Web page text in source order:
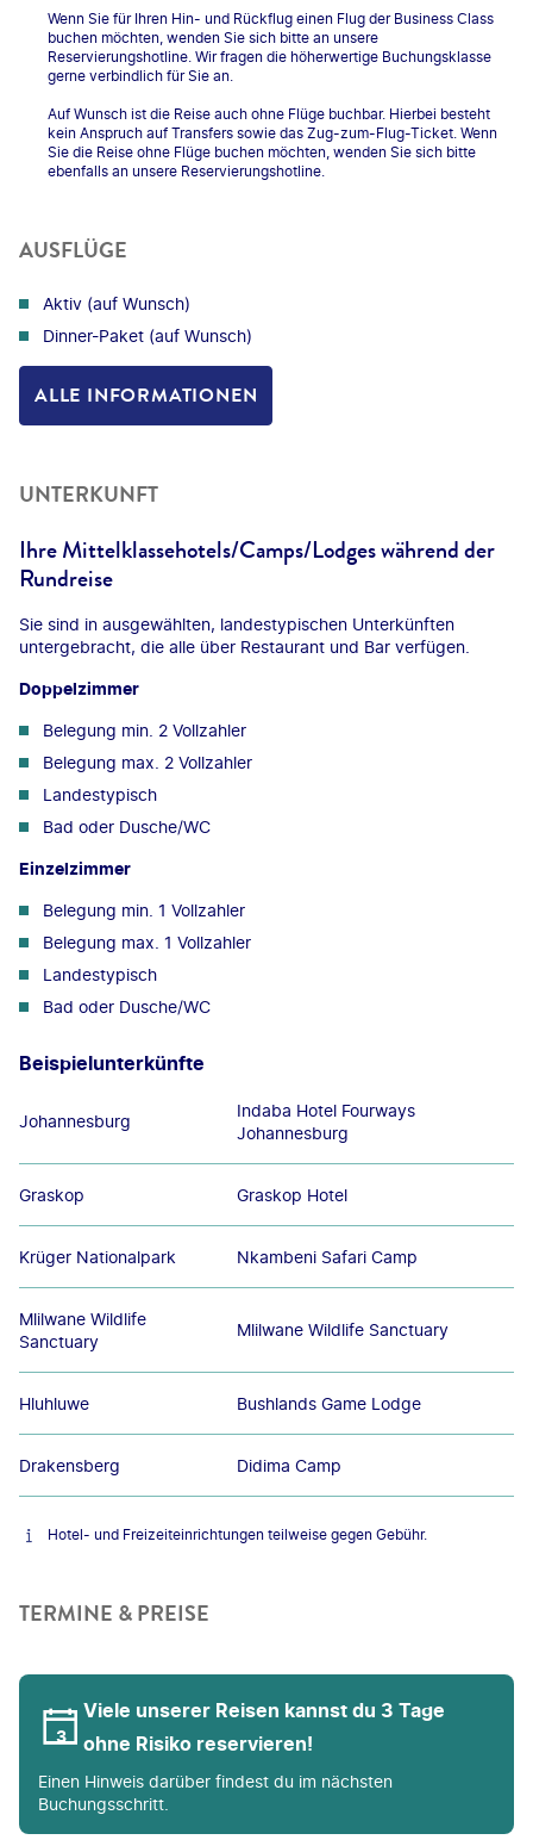
Wenn Sie für Ihren Hin- und Rückflug einen Flug der Business Class
buchen möchten, wenden Sie sich bitte an unsere
Reservierungshotline. Wir fragen die höherwertige Buchungsklasse
gerne verbindlich für Sie an.
Auf Wunsch ist die Reise auch ohne Flüge buchbar. Hierbei besteht
kein Anspruch auf Transfers sowie das Zug-zum-Flug-Ticket. Wenn
Sie die Reise ohne Flüge buchen möchten, wenden Sie sich bitte
ebenfalls an unsere Reservierungshotline.
AUSFLÜGE
Aktiv (auf Wunsch)
Dinner-Paket (auf Wunsch)
ALLE INFORMATIONEN
UNTERKUNFT
Ihre Mittelklassehotels/Camps/Lodges während der
Rundreise
Sie sind in ausgewählten, landestypischen Unterkünften
untergebracht, die alle über Restaurant und Bar verfügen.
Doppelzimmer
Belegung min. 2 Vollzahler
Belegung max. 2 Vollzahler
Landestypisch
Bad oder Dusche/WC
Einzelzimmer
Belegung min. 1 Vollzahler
Belegung max. 1 Vollzahler
Landestypisch
Bad oder Dusche/WC
Beispielunterkünfte
Johannesburg
Indaba Hotel Fourways
Johannesburg
Graskop Graskop Hotel
Krüger Nationalpark Nkambeni Safari Camp
Mlilwane Wildlife
Sanctuary
Mlilwane Wildlife Sanctuary
Hluhluwe Bushlands Game Lodge
Drakensberg Didima Camp
Hotel- und Freizeiteinrichtungen teilweise gegen Gebühr.
TERMINE & PREISE
Viele unserer Reisen kannst du 3 Tage
ohne Risiko reservieren!
Einen Hinweis darüber findest du im nächsten
Buchungsschritt.